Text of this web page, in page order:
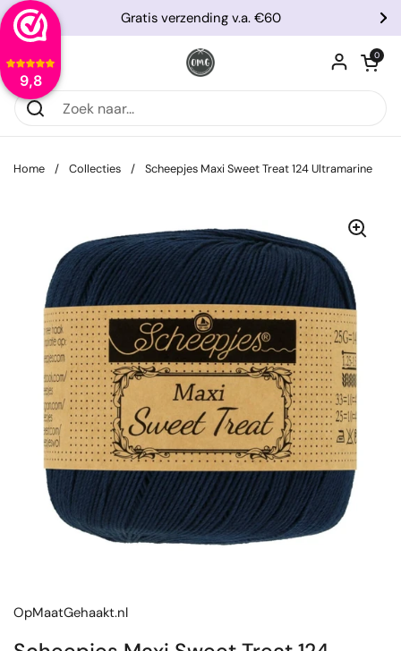
9,8
Ga naar content
Vorige
Gratis verzending v.a. €60
Menu openen
0
Home / Collecties / Scheepjes Maxi Sweet Treat 124 Ultramarine
OpMaatGehaakt.nl